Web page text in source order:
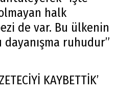
halk
de var. Bu ülkenin
ruhudur”
KAYBETTİK’